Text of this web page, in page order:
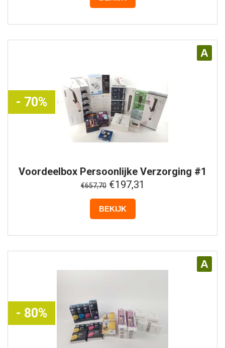
A
- 70%
Voordeelbox Persoonlijke Verzorging #1
€657,70€197,31
BEKIJK
A
- 80%